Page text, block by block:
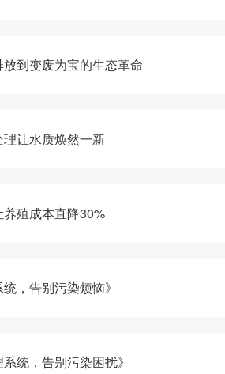
到变废为宝的生态革命
理让水质焕然一新
养殖成本直降30%
，告别污染烦恼》
统，告别污染困扰》